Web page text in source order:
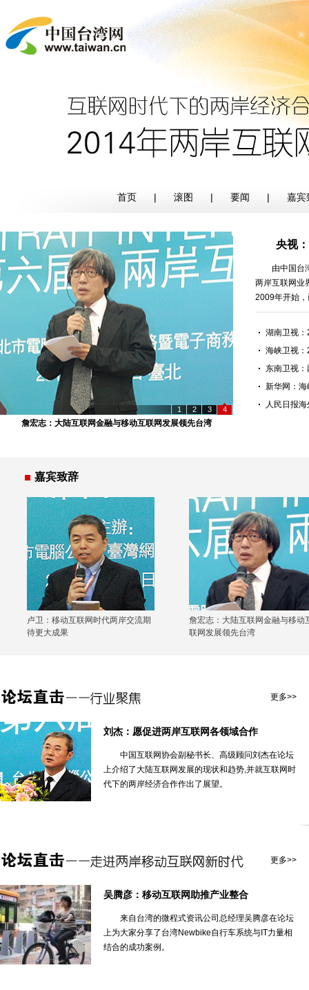
首页 | 滚图 | 要闻 | 嘉宾
1 2 3 4
詹宏志：大陆互联网金融与移动互联网发展领先台湾
央视
由中国台湾
两岸互联网
2009年开始
湖南卫视
海峡卫视
东南卫视
新华网：
人民日报
嘉宾致辞
卢卫：移动互联网时代两岸交流期
待更大成果
詹宏志：大陆互联网金融与移动
联网发展领先台湾
更多>>
刘杰：愿促进两岸互联网各领域合作
中国互联网协会副秘书长、高级顾问刘杰在论坛
上介绍了大陆互联网发展的现状和趋势,并就互联网时
代下的两岸经济合作作出了展望。
更多>>
吴腾彦：移动互联网助推产业整合
来自台湾的微程式资讯公司总经理吴腾彦在论坛
上为大家分享了台湾Newbike自行车系统与IT力量相
结合的成功案例。